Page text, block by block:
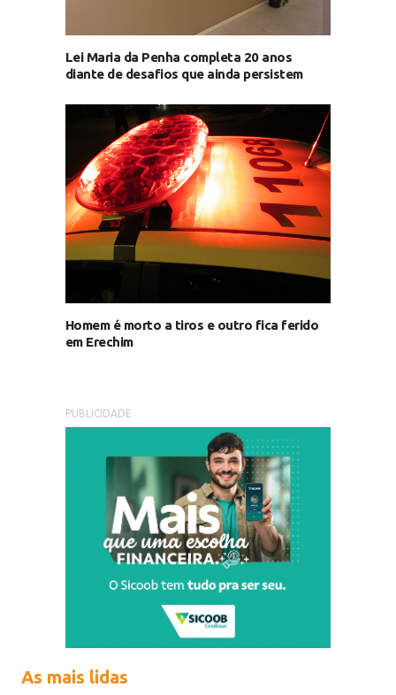
Lei Maria da Penha completa 20 anos
diante de desafios que ainda persistem
Homem é morto a tiros e outro fica ferido
em Erechim
PUBLICIDADE
As mais lidas